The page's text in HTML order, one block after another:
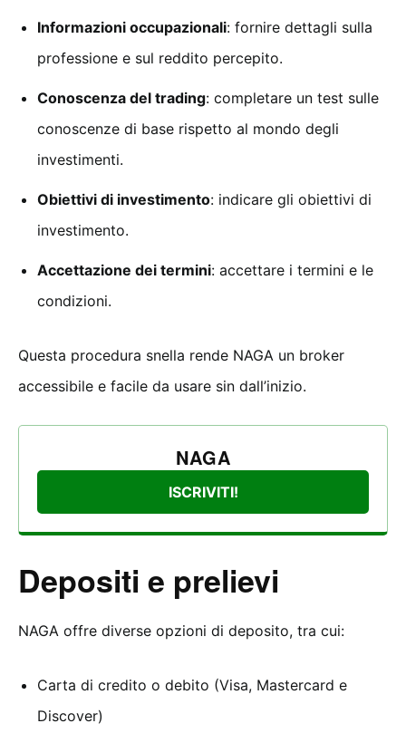
Informazioni occupazionali: fornire dettagli sulla
professione e sul reddito percepito.
Conoscenza del trading: completare un test sulle
conoscenze di base rispetto al mondo degli
investimenti.
Obiettivi di investimento: indicare gli obiettivi di
investimento.
Accettazione dei termini: accettare i termini e le
condizioni.
Questa procedura snella rende NAGA un broker
accessibile e facile da usare sin dall’inizio.
NAGA
ISCRIVITI!
Depositi e prelievi
NAGA offre diverse opzioni di deposito, tra cui:
Carta di credito o debito (Visa, Mastercard e
Discover)